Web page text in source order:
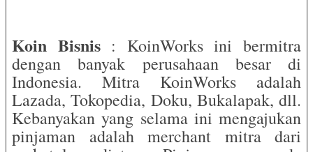
Koin Bisnis: KoinWorks ini bermitra
dengan banyak perusahaan besar di
Indonesia. Mitra KoinWorks adalah
Lazada, Tokopedia, Doku, Bukalapak, dll.
Kebanyakan yang selama ini mengajukan
pinjaman adalah merchant mitra dari